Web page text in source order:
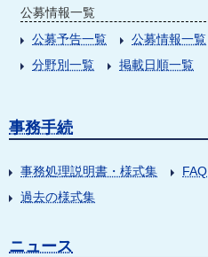
公募情報一覧
公募予告一覧
公募情報一覧
分野別一覧
掲載日順一覧
事務手続
事務処理説明書・様式集 FAQ
過去の様式集
ニュース